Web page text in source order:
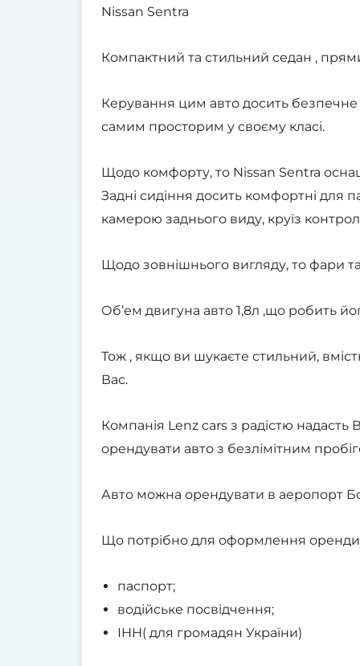
Nissan Sentra
Компактний та стильний седан ,
Керування цим авто досить
самим просторим у своєму класі.
Щодо комфорту, то Nissan Sentra
Задні сидіння досить комфортні для
камерою заднього виду, круїз
Щодо зовнішнього вигляду, то фари
Об’ем двигуна авто 1,8л ,що робить
Тож , якщо ви шукаєте стильний,
Вас.
Компанія Lenz cars з радістю
орендувати авто з безлімітним
Авто можна орендувати в аеропорт
Що потрібно для оформлення оренди
паспорт;
водійське посвідчення;
ІНН( для громадян України)